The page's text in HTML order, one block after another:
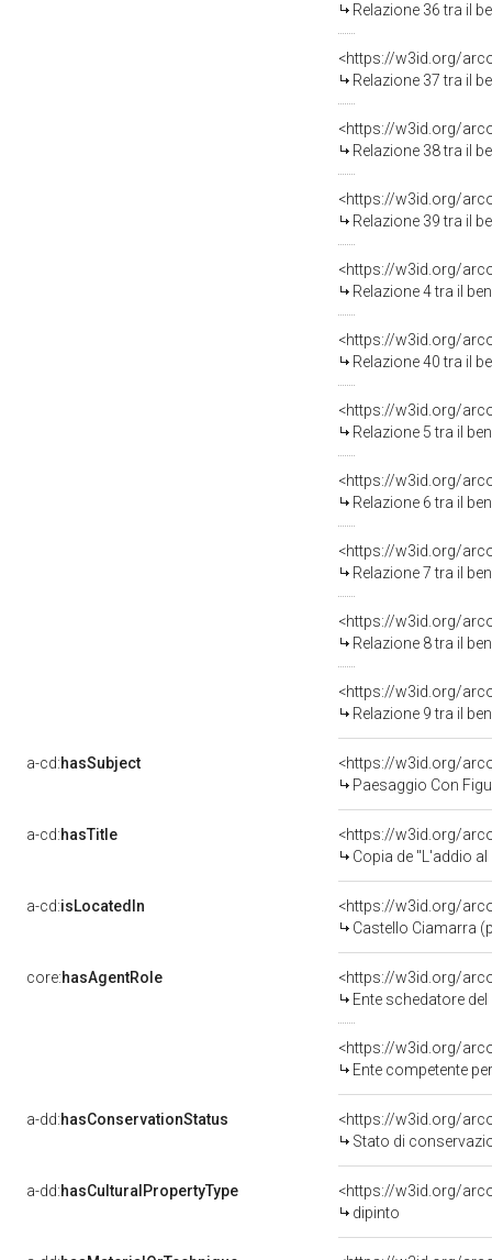
Relazione 36 tra il
<https://w3id.org/
Relazione 37 tra il
<https://w3id.org/
Relazione 38 tra il
<https://w3id.org/
Relazione 39 tra il
<https://w3id.org/
Relazione 4 tra il
<https://w3id.org/
Relazione 40 tra il
<https://w3id.org/
Relazione 5 tra il
<https://w3id.org/
Relazione 6 tra il
<https://w3id.org/
Relazione 7 tra il
<https://w3id.org/
Relazione 8 tra il
<https://w3id.org/
Relazione 9 tra il
a-cd:hasSubject
<https://w3id.org/
Paesaggio Con
a-cd:hasTitle
<https://w3id.org/
Copia de "L'addio
a-cd:isLocatedIn
<https://w3id.org/
Castello Ciamarra
core:hasAgentRole
<https://w3id.org/
Ente schedatore
<https://w3id.org/
Ente competente per
a-dd:hasConservationStatus
<https://w3id.org/
Stato di
a-dd:hasCulturalPropertyType
<https://w3id.org/
dipinto